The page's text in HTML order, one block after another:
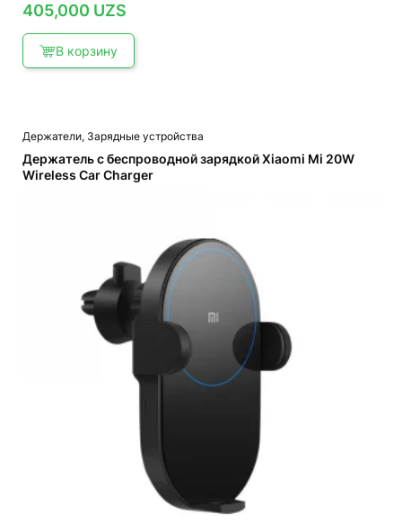
405,000 UZS
В корзину
Держатели, Зарядные устройства
Держатель с беспроводной зарядкой Xiaomi Mi 20W
Wireless Car Charger